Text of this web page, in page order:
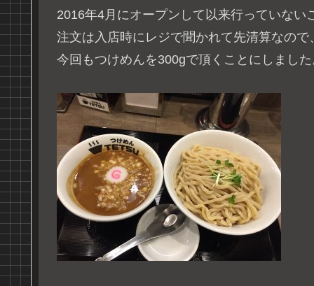
2016年4月にオープンして以来行っていない
注文は入店時にレジで聞かれて先清算なの
今回もつけめんを300gで頂くことにしまし